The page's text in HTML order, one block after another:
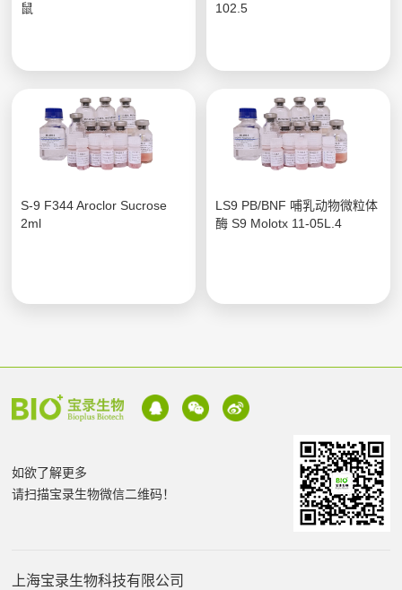
鼠
102.5
S-9 F344 Aroclor Sucrose
2ml
LS9 PB/BNF 哺乳动物微粒体
酶 S9 Molotx 11-05L.4
如欲了解更多
请扫描宝录生物微信二维码！
上海宝录生物科技有限公司